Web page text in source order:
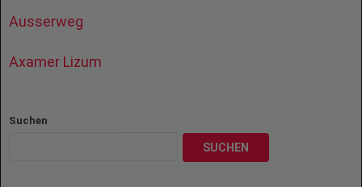
Ausserweg
Axamer Lizum
Suchen
SUCHEN